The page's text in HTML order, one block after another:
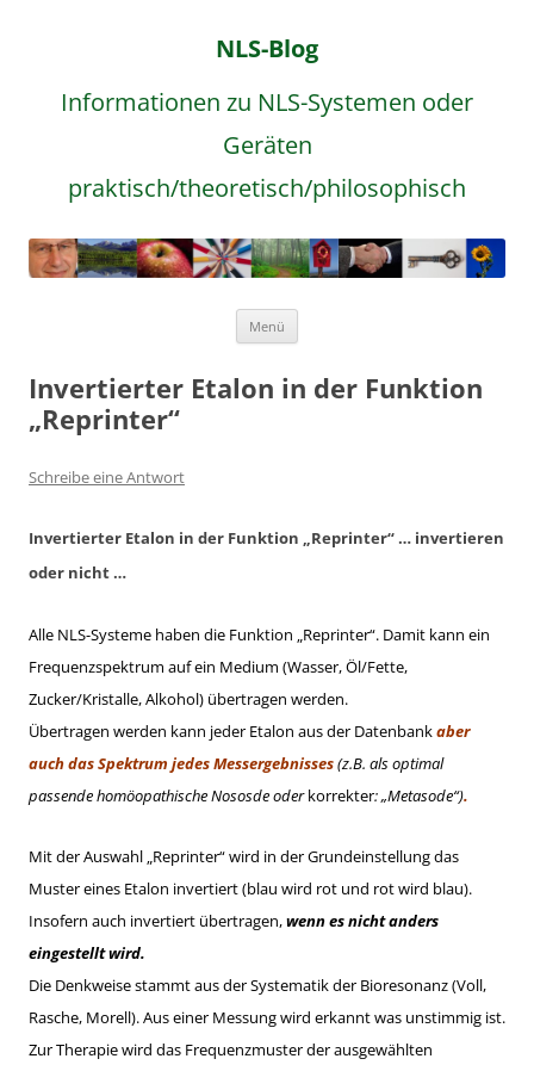
NLS-Blog
Informationen zu NLS-Systemen oder
Geräten
praktisch/theoretisch/philosophisch
Menü
Invertierter Etalon in der Funktion
„Reprinter“
Schreibe eine Antwort
Invertierter Etalon in der Funktion „Reprinter“ … invertieren
oder nicht …
Alle NLS-Systeme haben die Funktion „Reprinter“. Damit kann ein
Frequenzspektrum auf ein Medium (Wasser, Öl/Fette,
Zucker/Kristalle, Alkohol) übertragen werden.
Übertragen werden kann jeder Etalon aus der Datenbankaber
auch das Spektrum jedes Messergebnisses(z.B. als optimal
passende homöopathische Nososde oderkorrekter: „Metasode“).
Mit der Auswahl „Reprinter“ wird in der Grundeinstellung das
Muster eines Etalon invertiert (blau wird rot und rot wird blau).
Insofern auch invertiert übertragen,wenn es nicht anders
eingestellt wird.
Die Denkweise stammt aus der Systematik der Bioresonanz (Voll,
Rasche, Morell). Aus einer Messung wird erkannt was unstimmig ist.
Zur Therapie wird das Frequenzmuster der ausgewählten